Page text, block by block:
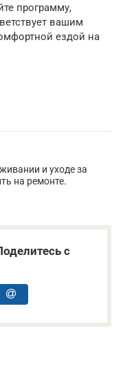
программу,
вашим
ездой на
и уходе за
на ремонте.
с